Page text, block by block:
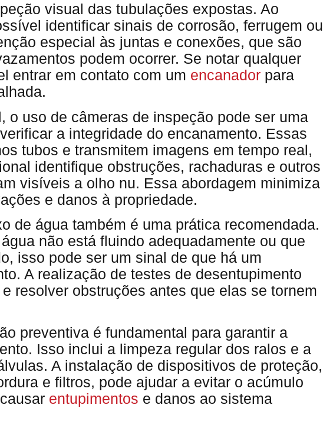
visual das tubulações expostas. Ao
identificar sinais de corrosão, ferrugem ou
especial às juntas e conexões, que são
podem ocorrer. Se notar qualquer
entrar em contato com um encanador para
o uso de câmeras de inspeção pode ser uma
a integridade do encanamento. Essas
tubos e transmitem imagens em tempo real,
identifique obstruções, rachaduras e outros
visíveis a olho nu. Essa abordagem minimiza
e danos à propriedade.
de água também é uma prática recomendada.
não está fluindo adequadamente ou que
isso pode ser um sinal de que há um
A realização de testes de desentupimento
resolver obstruções antes que elas se tornem
preventiva é fundamental para garantir a
Isso inclui a limpeza regular dos ralos e a
A instalação de dispositivos de proteção,
e filtros, pode ajudar a evitar o acúmulo
entupimentos e danos ao sistema